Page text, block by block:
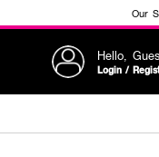
Our
Hello,
Login /